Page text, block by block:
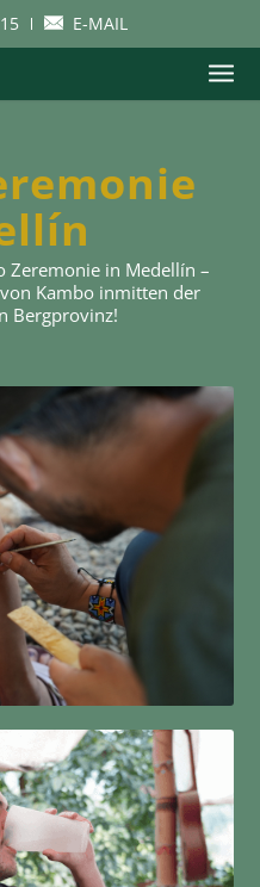
E-MAIL
Zeremonie in Medellín –
Kambo inmitten der
Bergprovinz!